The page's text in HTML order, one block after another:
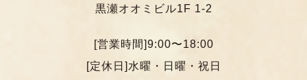
黒瀬オオミビル1F 1-2
[営業時間]9:00〜18:00
[定休日]水曜・日曜・祝日